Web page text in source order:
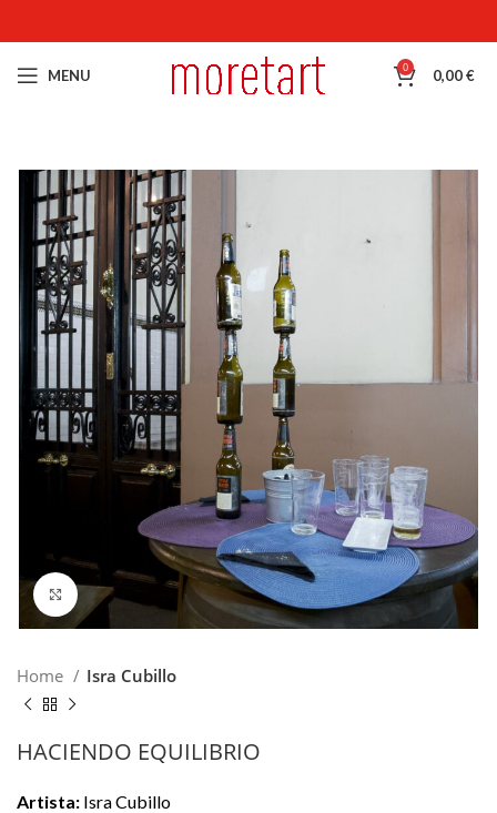
MENU 0 0,00€
Click para hacer zoom
Home Isra Cubillo
HACIENDO EQUILIBRIO
Artista: Isra Cubillo